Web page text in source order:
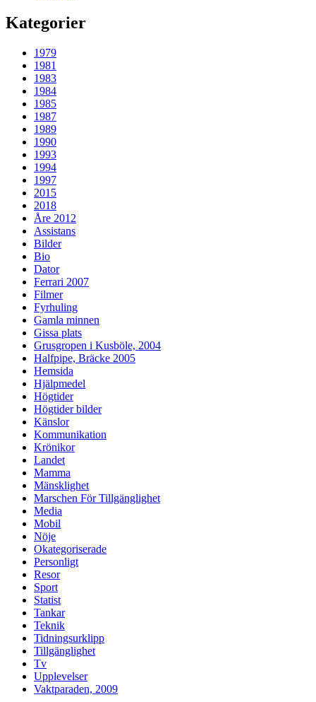
Kategorier
1979
1981
1983
1984
1985
1987
1989
1990
1993
1994
1997
2015
2018
Åre 2012
Assistans
Bilder
Bio
Dator
Ferrari 2007
Filmer
Fyrhuling
Gamla minnen
Gissa plats
Grusgropen i Kusböle, 2004
Halfpipe, Bräcke 2005
Hemsida
Hjälpmedel
Högtider
Högtider bilder
Känslor
Kommunikation
Krönikor
Landet
Mamma
Mänsklighet
Marschen För Tillgänglighet
Media
Mobil
Nöje
Okategoriserade
Personligt
Resor
Sport
Statist
Tankar
Teknik
Tidningsurklipp
Tillgänglighet
Tv
Upplevelser
Vaktparaden, 2009